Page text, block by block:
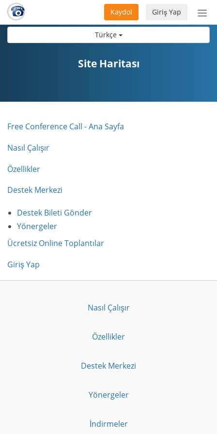
Türkçe
aç/
Giriş Yap
Kaydol
Site Haritası
Free Conference Call - Ana Sayfa
Nasıl Çalışır
Özellikler
Destek Merkezi
Destek Bileti Gönder
Yönergeler
Ücretsiz Online Toplantılar
Giriş Yap
Nasıl Çalışır
Özellikler
Destek Merkezi
Yönergeler
İndirmeler